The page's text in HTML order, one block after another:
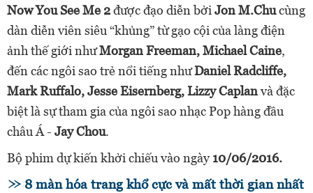
Now You See Me 2được đạo diễn bởi Jon M.Chucùng
dàn diễn viên siêu “khủng” từ gạo cội của làng điện
ảnh thế giới nhưMorgan Freeman, Michael Caine,
đến các ngôi sao trẻ nổi tiếng nhưDaniel Radcliffe,
Mark Ruffalo, Jesse Eisernberg, Lizzy Caplanvà đặc
biệt là sự tham gia của ngôi sao nhạc Pop hàng đầu
châu Á - Jay Chou.
Bộ phim dự kiến khởi chiếu vào ngày10/06/2016.
8 màn hóa trang khổ cực và mất thời gian nhất